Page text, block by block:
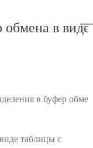
обмена в виде
в буфер
таблицы с